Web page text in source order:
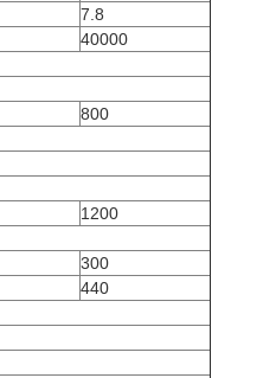
7.8
40000
800
1200
300
440